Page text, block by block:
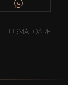
URMĂTOARE